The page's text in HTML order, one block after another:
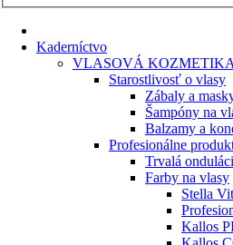
Kaderníctvo
VLASOVÁ KOZMETIKA
Starostlivosť o vlasy
Zábaly a
Šampóny na
Balzamy a
Profesionálne
Trvalá
Farby na vlasy
Stella
Kallos